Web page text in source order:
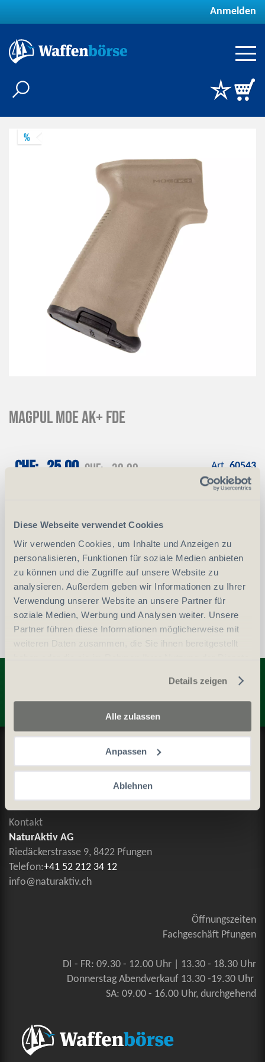
Diese Webseite verwendet Cookies
Wir verwenden Cookies, um Inhalte und Anzeigen zu
personalisieren, Funktionen für soziale Medien anbieten
zu können und die Zugriffe auf unsere Website zu
analysieren. Außerdem geben wir Informationen zu Ihrer
Verwendung unserer Website an unsere Partner für
soziale Medien, Werbung und Analysen weiter. Unsere
Partner führen diese Informationen möglicherweise mit
weiteren Daten zusammen, die Sie ihnen bereitgestellt
Details zeigen
Alle zulassen
Anpassen
Ablehnen
Anmelden
%
Magpul MOE AK+ FDE
CHF 30.00
CHF 25.00 Art. 60543
vergleichen In den Warenkorb
Datenschutz und Cookie-Richtlinien
Kontaktieren Sie uns
Kontakt
NaturAktiv AG
Riedäckerstrasse 9, 8422 Pfungen
Telefon:+41 52 212 34 12
info@naturaktiv.ch
Öffnungszeiten
Fachgeschäft Pfungen
DI - FR: 09.30 - 12.00 Uhr | 13.30 - 18.30 Uhr
Donnerstag Abendverkauf 13.30 -19.30 Uhr
SA: 09.00 - 16.00 Uhr, durchgehend